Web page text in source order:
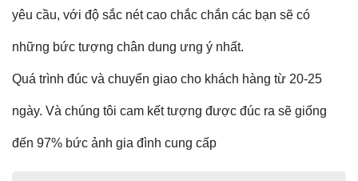
yêu cầu, với độ sắc nét cao chắc chắn các bạn sẽ có
những bức tượng chân dung ưng ý nhất.
Quá trình đúc và chuyển giao cho khách hàng từ 20-25
ngày. Và chúng tôi cam kết tượng được đúc ra sẽ giống
đến 97% bức ảnh gia đình cung cấp